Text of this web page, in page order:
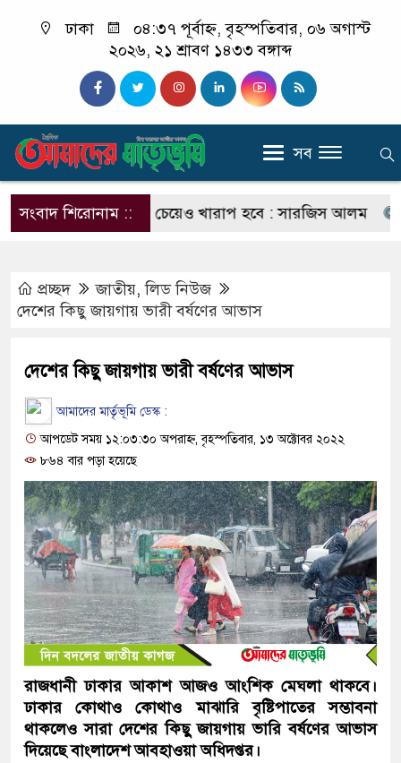
ঢাকা
০৪:৩৭ পূর্বাহ্ন, বৃহস্পতিবার, ০৬ অগাস্ট
২০২৬, ২১ শ্রাবণ ১৪৩৩ বঙ্গাব্দ
সব
সংবাদ শিরোনাম ::
ছাত্রলীগের চেয়েও খারাপ হবে : সারজিস আলম
প্রচ্ছদ জাতীয়,লিড নিউজ
দেশের কিছু জায়গায় ভারী বর্ষণের আভাস
দেশের কিছু জায়গায় ভারী বর্ষণের আভাস
আমাদের মার্তৃভূমি ডেস্ক :
আপডেট সময় ১২:০৩:৩০ অপরাহ্ন, বৃহস্পতিবার, ১৩ অক্টোবর ২০২২
৮৬৪ বার পড়া হয়েছে
রাজধানী ঢাকার আকাশ আজও আংশিক মেঘলা থাকবে।
ঢাকার কোথাও কোথাও মাঝারি বৃষ্টিপাতের সম্ভাবনা
থাকলেও সারা দেশের কিছু জায়গায় ভারি বর্ষণের আভাস
দিয়েছে বাংলাদেশ আবহাওয়া অধিদপ্তর।